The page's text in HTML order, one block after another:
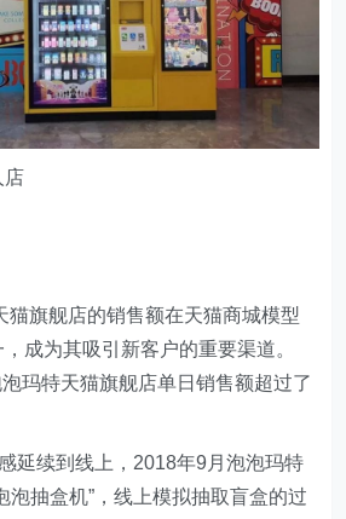
店
猫旗舰店的销售额在天猫商城模型
成为其吸引新客户的重要渠道。
泡玛特天猫旗舰店单日销售额超过了
延续到线上，2018年9月泡泡玛特
泡抽盒机”，线上模拟抽取盲盒的过